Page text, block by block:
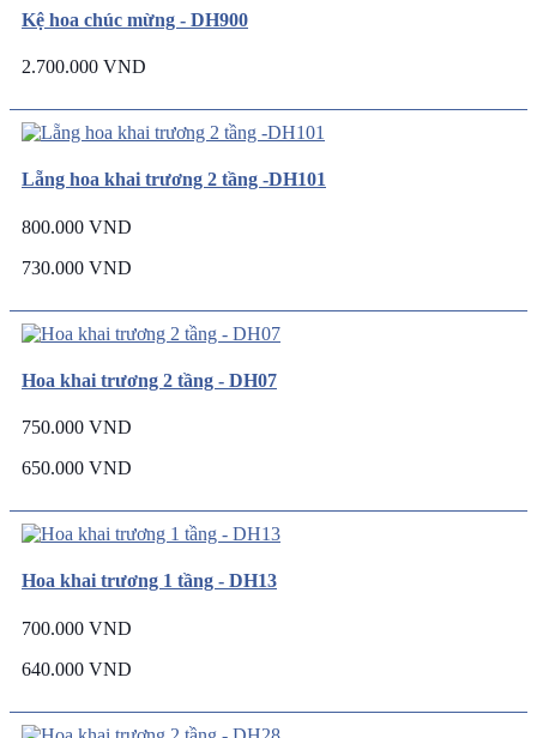
Kệ hoa chúc mừng - DH900
2.700.000 VND
Lẵng hoa khai trương 2 tầng -DH101
800.000 VND
730.000 VND
Hoa khai trương 2 tầng - DH07
750.000 VND
650.000 VND
Hoa khai trương 1 tầng - DH13
700.000 VND
640.000 VND